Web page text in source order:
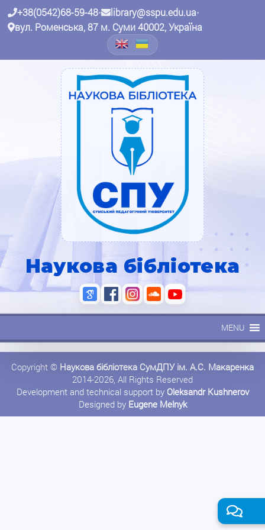
+38(0542)68-59-48• library@sspu.edu.ua•
вул. Роменська, 87 м. Суми 40002, Україна
Наукова бібліотека
MENU
Copyright © Наукова бібліотека СумДПУ ім. А.С. Макаренка
2014-2026, All Rights Reserved
Development and technical support by Oleksandr Kushnerov
Designed by Eugene Melnyk